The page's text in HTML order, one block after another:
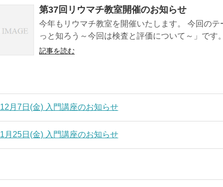
第37回リウマチ教室開催のお知らせ
今年もリウマチ教室を開催いたします。 今回の
っと知ろう～今回は検査と評価について～」です
記事を読む
12月7日(金) 入門講座のお知らせ
1月25日(金) 入門講座のお知らせ